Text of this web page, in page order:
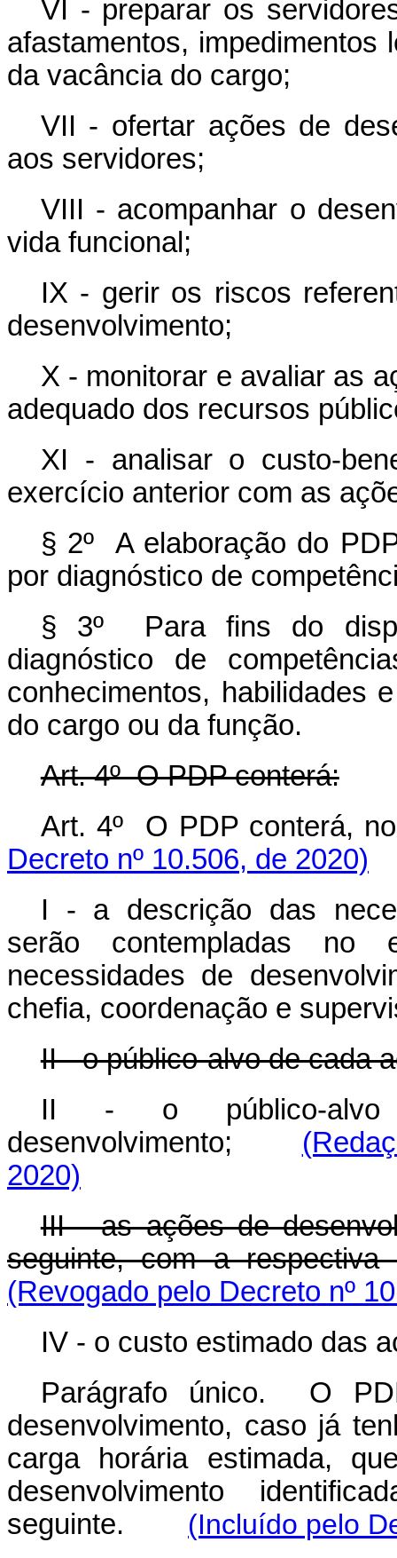
VI - preparar os
afastamentos, impedimentos
da vacância do cargo;
VII - ofertar ações de
aos servidores;
VIII - acompanhar o
vida funcional;
IX - gerir os riscos
desenvolvimento;
X - monitorar e avaliar as
adequado dos recursos
XI - analisar o custo-
exercício anterior com as
§ 2º A elaboração do
por diagnóstico de
§ 3º Para fins do
diagnóstico de
conhecimentos, habilidades
do cargo ou da função.
Art. 4º O PDP conterá:
Art. 4º O PDP
Decreto nº 10.506, de 2020)
I - a descrição das
serão contempladas no
necessidades de
chefia, coordenação e
II - o público-alvo de cada
II - o público-alvo
desenvolvimento;
2020)
III - as ações de
seguinte, com a
(Revogado pelo Decreto nº
IV - o custo estimado das
Parágrafo único. O
desenvolvimento, caso já
carga horária estimada,
desenvolvimento
seguinte. (Incluído pelo